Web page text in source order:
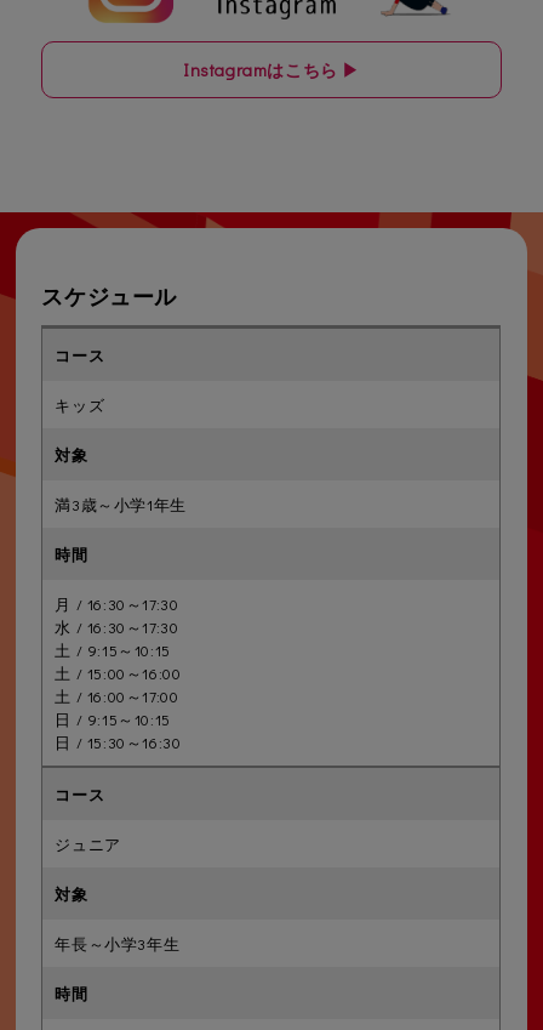
Instagramはこちら ▶
スケジュール
キッズ
満3歳～小学1年生
月 / 16:30～17:30
水 / 16:30～17:30
土 / 9:15～10:15
土 / 15:00～16:00
土 / 16:00～17:00
日 / 9:15～10:15
日 / 15:30～16:30
ジュニア
年長～小学3年生